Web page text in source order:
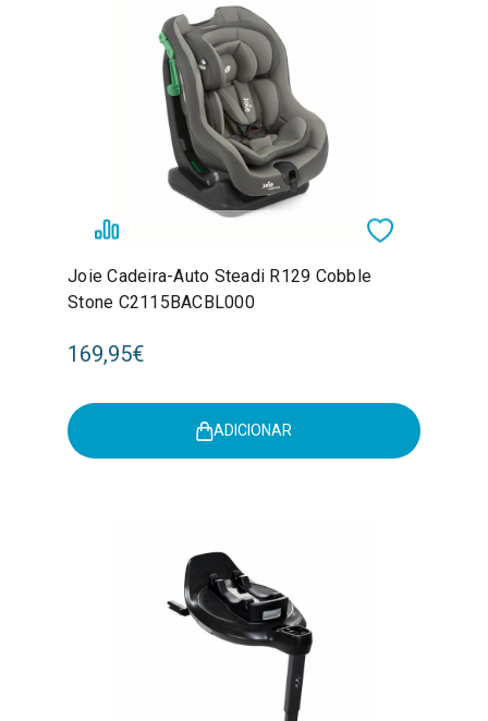
Joie Cadeira-Auto Steadi R129 Cobble
Stone C2115BACBL000
169,95€
ADICIONAR